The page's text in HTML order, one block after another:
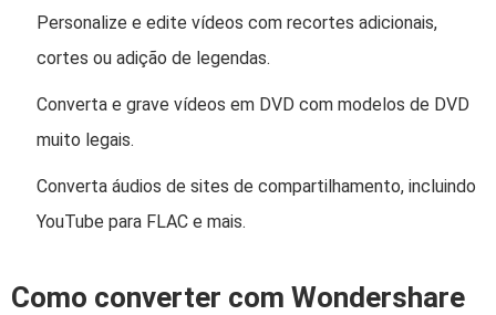
Personalize e edite vídeos com recortes adicionais,
cortes ou adição de legendas.
Converta e grave vídeos em DVD com modelos de DVD
muito legais.
Converta áudios de sites de compartilhamento, incluindo
YouTube para FLAC e mais.
Como converter com Wondershare